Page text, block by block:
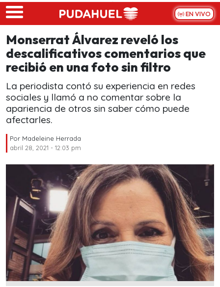
Skip to main content
EN VIVO
Monserrat Álvarez reveló los
descalificativos comentarios que
recibió en una foto sin filtro
La periodista contó su experiencia en redes
sociales y llamó a no comentar sobre la
apariencia de otros sin saber cómo puede
afectarles.
Por Madeleine Herrada
abril 28, 2021 - 12:03 pm